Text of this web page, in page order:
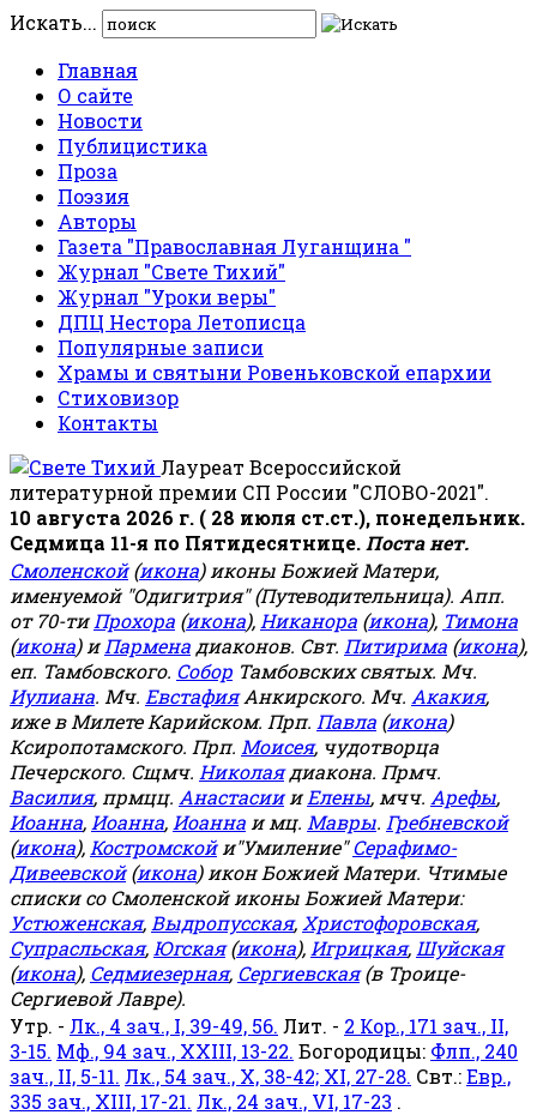
Искать...
Главная
О сайте
Новости
Публицистика
Проза
Поэзия
Авторы
Газета "Православная Луганщина "
Журнал "Свете Тихий"
Журнал "Уроки веры"
ДПЦ Нестора Летописца
Популярные записи
Храмы и святыни Ровеньковской епархии
Стиховизор
Контакты
Лауреат Всероссийской
литературной премии СП России "СЛОВО-2021".
10 августа 2026 г. ( 28 июля ст.ст.), понедельник.
Седмица 11-я по Пятидесятнице. Поста нет.
Смоленской(икона) иконы Божией Матери,
именуемой "Одигитрия" (Путеводительница). Апп.
от 70-тиПрохора (икона), Никанора (икона), Тимона
(икона) иПармена диаконов. Свт. Питирима (икона),
еп. Тамбовского. Собор Тамбовских святых. Мч.
Иулиана. Мч. ЕвстафияАнкирского. Мч. Акакия,
иже в Милете Карийском. Прп. Павла (икона)
Ксиропотамского. Прп. Моисея, чудотворца
Печерского. Сщмч. Николаядиакона. Прмч.
Василия, прмцц. АнастасиииЕлены, мчч. Арефы,
Иоанна, Иоанна, Иоанна и мц. Мавры. Гребневской
(икона), Костромскойи"Умиление"Серафимо-
Дивеевской(икона) икон Божией Матери. Чтимые
списки со Смоленской иконы Божией Матери:
Устюженская, Выдропусская, Христофоровская,
Супрасльская, Югская(икона), Игрицкая, Шуйская
(икона), Седмиезерная, Сергиевская(в Троице-
Сергиевой Лавре).
Утр. - Лк., 4 зач., I, 39-49, 56. Лит. - 2 Кор., 171 зач., II,
3-15. Мф., 94 зач., XXIII, 13-22. Богородицы: Флп., 240
зач., II, 5-11. Лк., 54 зач., X, 38-42; XI, 27-28. Свт.:Евр.,
335 зач., XIII, 17-21. Лк., 24 зач., VI, 17-23 .